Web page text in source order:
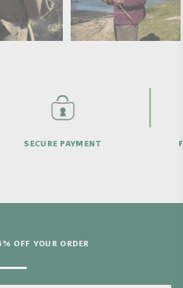
PAYMENT
FREE
OFF YOUR ORDER